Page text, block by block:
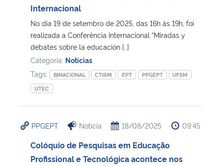
Secretaria-Geral
Secretaria de Governo
Gabinete de Segurança Institucional
Advocacia-Geral da União
Internacional
No dia 19 de setembro de 2025, das 16h às 19h, foi
realizada a Conferência Internacional “Miradas y
debates sobre la educación […]
Categoria: Notícias
Tags:
BINACIONAL CTISM EPT PPGEPT
UFSM
UTEC
PPGEPT Notícia 18/08/2025 09:45
Colóquio de Pesquisas em Educação
Profissional e Tecnológica acontece nos